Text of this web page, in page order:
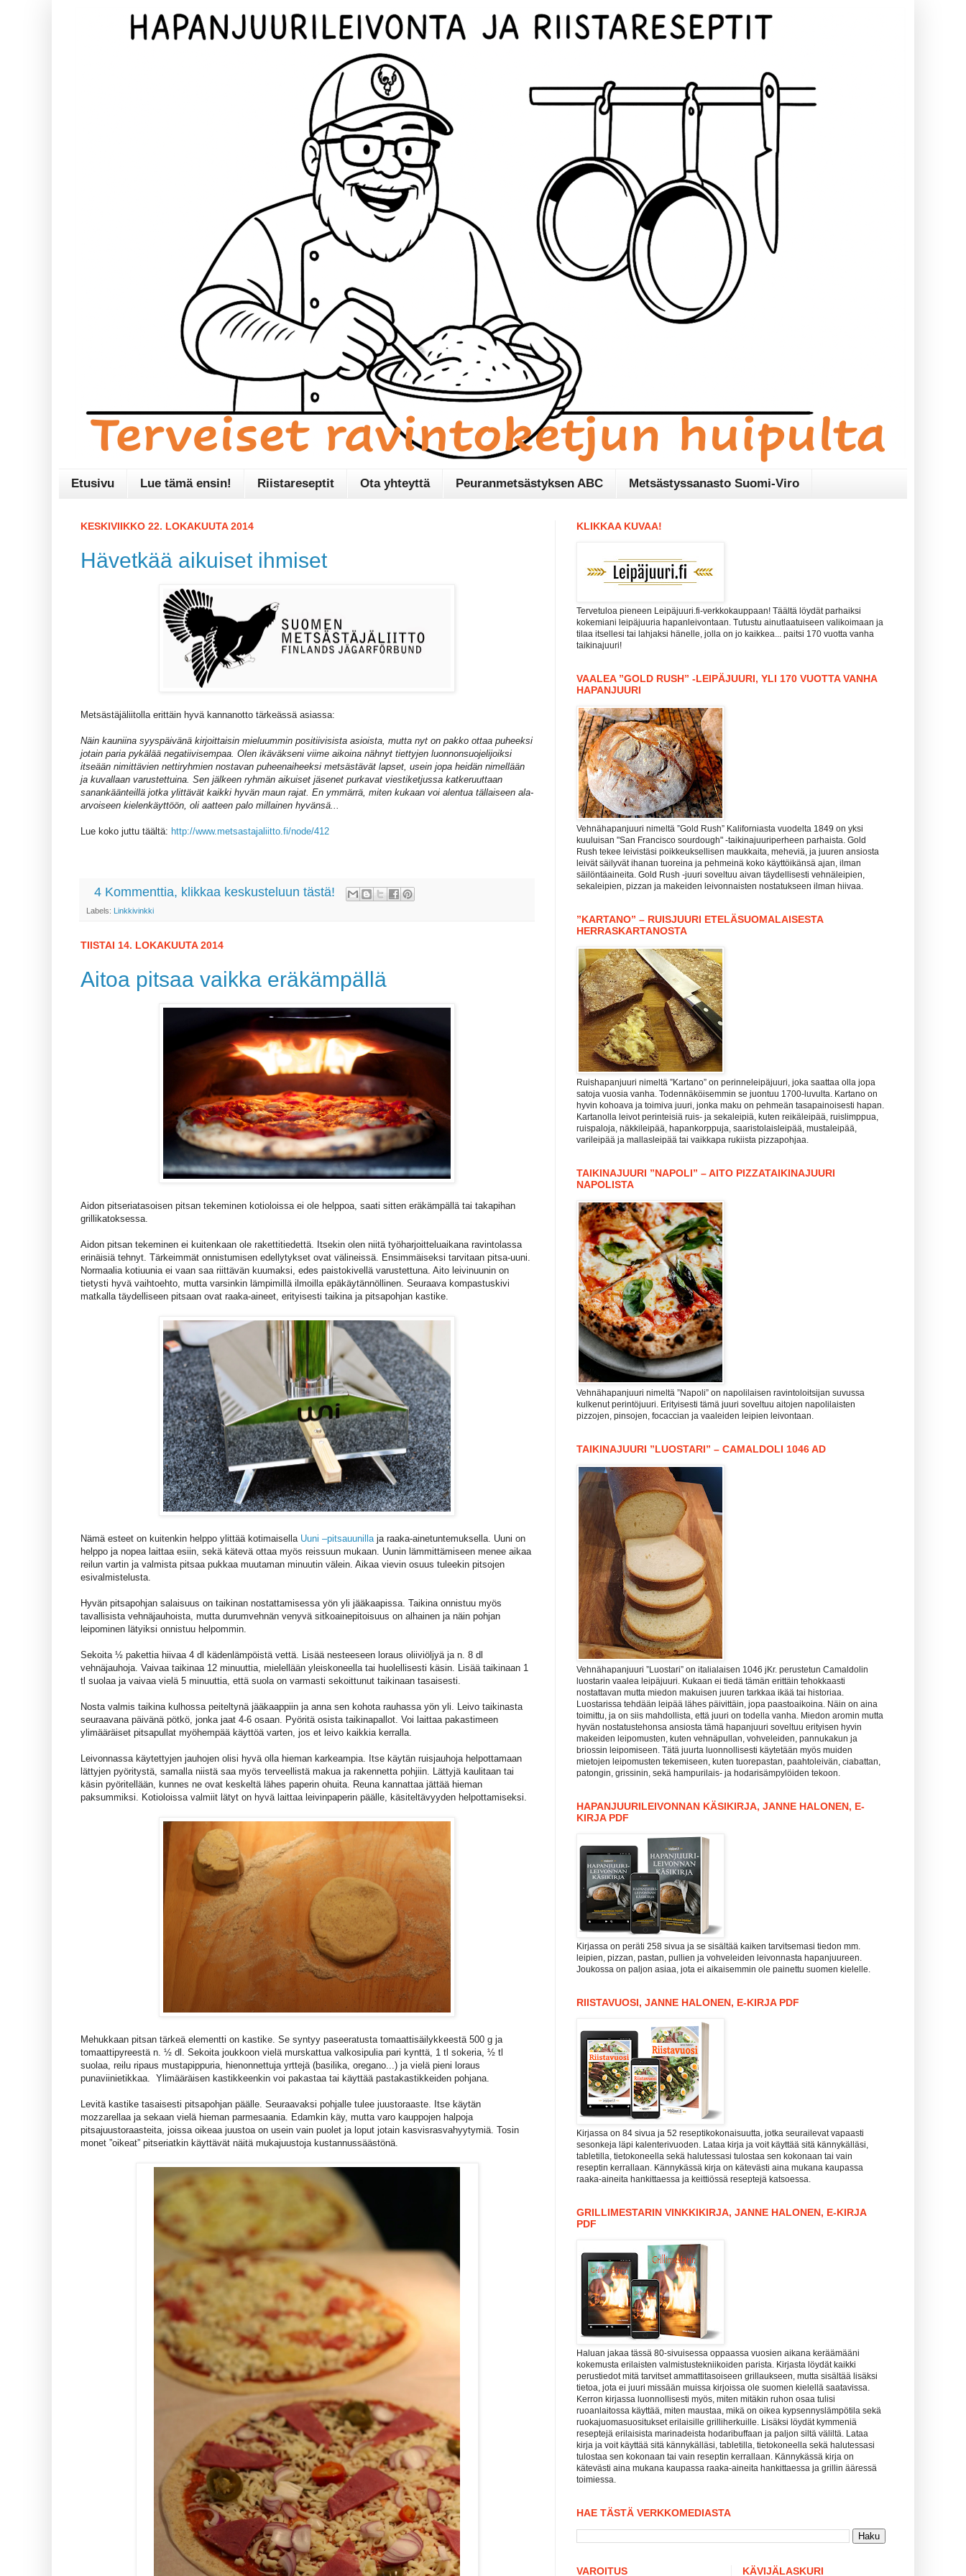
Etusivu Lue tämä ensin! Riistareseptit Ota yhteyttä Peuranmetsästyksen ABC Metsästyssanasto Suomi-Viro
KESKIVIIKKO 22. LOKAKUUTA 2014
Hävetkää aikuiset ihmiset
Metsästäjäliitolla erittäin hyvä kannanotto tärkeässä asiassa:
Näin kauniina syyspäivänä kirjoittaisin mieluummin positiivisista asioista, mutta nyt on pakko ottaa puheeksi
jotain paria pykälää negatiivisempaa. Olen ikäväkseni viime aikoina nähnyt tiettyjen luonnonsuojelijoiksi
itseään nimittävien nettiryhmien nostavan puheenaiheeksi metsästävät lapset, usein jopa heidän nimellään
ja kuvallaan varustettuina. Sen jälkeen ryhmän aikuiset jäsenet purkavat viestiketjussa katkeruuttaan
sanankäänteillä jotka ylittävät kaikki hyvän maun rajat. En ymmärrä, miten kukaan voi alentua tällaiseen ala-
arvoiseen kielenkäyttöön, oli aatteen palo millainen hyvänsä...
Lue koko juttu täältä: http://www.metsastajaliitto.fi/node/412
4 Kommenttia, klikkaa keskusteluun tästä!
Labels: Linkkivinkki
TIISTAI 14. LOKAKUUTA 2014
Aitoa pitsaa vaikka eräkämpällä
Aidon pitseriatasoisen pitsan tekeminen kotioloissa ei ole helppoa, saati sitten eräkämpällä tai takapihan
grillikatoksessa.
Aidon pitsan tekeminen ei kuitenkaan ole rakettitiedettä. Itsekin olen niitä työharjoitteluaikana ravintolassa
erinäisiä tehnyt. Tärkeimmät onnistumisen edellytykset ovat välineissä. Ensimmäiseksi tarvitaan pitsa-uuni.
Normaalia kotiuunia ei vaan saa riittävän kuumaksi, edes paistokivellä varustettuna. Aito leivinuunin on
tietysti hyvä vaihtoehto, mutta varsinkin lämpimillä ilmoilla epäkäytännöllinen. Seuraava kompastuskivi
matkalla täydelliseen pitsaan ovat raaka-aineet, erityisesti taikina ja pitsapohjan kastike.
Nämä esteet on kuitenkin helppo ylittää kotimaisella Uuni –pitsauunillaja raaka-ainetuntemuksella. Uuni on
helppo ja nopea laittaa esiin, sekä kätevä ottaa myös reissuun mukaan. Uunin lämmittämiseen menee aikaa
reilun vartin ja valmista pitsaa pukkaa muutaman minuutin välein. Aikaa vievin osuus tuleekin pitsojen
esivalmistelusta.
Hyvän pitsapohjan salaisuus on taikinan nostattamisessa yön yli jääkaapissa. Taikina onnistuu myös
tavallisista vehnäjauhoista, mutta durumvehnän venyvä sitkoainepitoisuus on alhainen ja näin pohjan
leipominen lätyiksi onnistuu helpommin.
Sekoita ½ pakettia hiivaa 4 dl kädenlämpöistä vettä. Lisää nesteeseen loraus oliiviöljyä ja n. 8 dl
vehnäjauhoja. Vaivaa taikinaa 12 minuuttia, mielellään yleiskoneella tai huolellisesti käsin. Lisää taikinaan 1
tl suolaa ja vaivaa vielä 5 minuuttia, että suola on varmasti sekoittunut taikinaan tasaisesti.
Nosta valmis taikina kulhossa peiteltynä jääkaappiin ja anna sen kohota rauhassa yön yli. Leivo taikinasta
seuraavana päivänä pötkö, jonka jaat 4-6 osaan. Pyöritä osista taikinapallot. Voi laittaa pakastimeen
ylimääräiset pitsapullat myöhempää käyttöä varten, jos et leivo kaikkia kerralla.
Leivonnassa käytettyjen jauhojen olisi hyvä olla hieman karkeampia. Itse käytän ruisjauhoja helpottamaan
lättyjen pyöritystä, samalla niistä saa myös terveellistä makua ja rakennetta pohjiin. Lättyjä kaulitaan tai
käsin pyöritellään, kunnes ne ovat keskeltä lähes paperin ohuita. Reuna kannattaa jättää hieman
paksummiksi. Kotioloissa valmiit lätyt on hyvä laittaa leivinpaperin päälle, käsiteltävyyden helpottamiseksi.
Mehukkaan pitsan tärkeä elementti on kastike. Se syntyy paseeratusta tomaattisäilykkeestä 500 g ja
tomaattipyreestä n. ½ dl. Sekoita joukkoon vielä murskattua valkosipulia pari kynttä, 1 tl sokeria, ½ tl
suolaa, reilu ripaus mustapippuria, hienonnettuja yrttejä (basilika, oregano...) ja vielä pieni loraus
punaviinietikkaa. Ylimääräisen kastikkeenkin voi pakastaa tai käyttää pastakastikkeiden pohjana.
Levitä kastike tasaisesti pitsapohjan päälle. Seuraavaksi pohjalle tulee juustoraaste. Itse käytän
mozzarellaa ja sekaan vielä hieman parmesaania. Edamkin käy, mutta varo kauppojen halpoja
pitsajuustoraasteita, joissa oikeaa juustoa on usein vain puolet ja loput jotain kasvisrasvahyytymiä. Tosin
monet ”oikeat” pitseriatkin käyttävät näitä mukajuustoja kustannussäästönä.
KLIKKAA KUVAA!
Tervetuloa pieneen Leipäjuuri.fi-verkkokauppaan! Täältä löydät parhaiksi
kokemiani leipäjuuria hapanleivontaan. Tutustu ainutlaatuiseen valikoimaan ja
tilaa itsellesi tai lahjaksi hänelle, jolla on jo kaikkea... paitsi 170 vuotta vanha
taikinajuuri!
VAALEA ”GOLD RUSH” -LEIPÄJUURI, YLI 170 VUOTTA VANHA
HAPANJUURI
Vehnähapanjuuri nimeltä ”Gold Rush” Kaliforniasta vuodelta 1849 on yksi
kuuluisan "San Francisco sourdough" -taikinajuuriperheen parhaista. Gold
Rush tekee leivistäsi poikkeuksellisen maukkaita, meheviä, ja juuren ansiosta
leivät säilyvät ihanan tuoreina ja pehmeinä koko käyttöikänsä ajan, ilman
säilöntäaineita. Gold Rush -juuri soveltuu aivan täydellisesti vehnäleipien,
sekaleipien, pizzan ja makeiden leivonnaisten nostatukseen ilman hiivaa.
”KARTANO” – RUISJUURI ETELÄSUOMALAISESTA
HERRASKARTANOSTA
Ruishapanjuuri nimeltä ”Kartano” on perinneleipäjuuri, joka saattaa olla jopa
satoja vuosia vanha. Todennäköisemmin se juontuu 1700-luvulta. Kartano on
hyvin kohoava ja toimiva juuri, jonka maku on pehmeän tasapainoisesti hapan.
Kartanolla leivot perinteisiä ruis- ja sekaleipiä, kuten reikäleipää, ruislimppua,
ruispaloja, näkkileipää, hapankorppuja, saaristolaisleipää, mustaleipää,
varileipää ja mallasleipää tai vaikkapa rukiista pizzapohjaa.
TAIKINAJUURI ”NAPOLI” – AITO PIZZATAIKINAJUURI
NAPOLISTA
Vehnähapanjuuri nimeltä ”Napoli” on napolilaisen ravintoloitsijan suvussa
kulkenut perintöjuuri. Erityisesti tämä juuri soveltuu aitojen napolilaisten
pizzojen, pinsojen, focaccian ja vaaleiden leipien leivontaan.
TAIKINAJUURI ”LUOSTARI” – CAMALDOLI 1046 AD
Vehnähapanjuuri ”Luostari” on italialaisen 1046 jKr. perustetun Camaldolin
luostarin vaalea leipäjuuri. Kukaan ei tiedä tämän erittäin tehokkaasti
nostattavan mutta miedon makuisen juuren tarkkaa ikää tai historiaa.
Luostarissa tehdään leipää lähes päivittäin, jopa paastoaikoina. Näin on aina
toimittu, ja on siis mahdollista, että juuri on todella vanha. Miedon aromin mutta
hyvän nostatustehonsa ansiosta tämä hapanjuuri soveltuu erityisen hyvin
makeiden leipomusten, kuten vehnäpullan, vohveleiden, pannukakun ja
briossin leipomiseen. Tätä juurta luonnollisesti käytetään myös muiden
mietojen leipomusten tekemiseen, kuten tuorepastan, paahtoleivän, ciabattan,
patongin, grissinin, sekä hampurilais- ja hodarisämpylöiden tekoon.
HAPANJUURILEIVONNAN KÄSIKIRJA, JANNE HALONEN, E-
KIRJA PDF
Kirjassa on peräti 258 sivua ja se sisältää kaiken tarvitsemasi tiedon mm.
leipien, pizzan, pastan, pullien ja vohveleiden leivonnasta hapanjuureen.
Joukossa on paljon asiaa, jota ei aikaisemmin ole painettu suomen kielelle.
RIISTAVUOSI, JANNE HALONEN, E-KIRJA PDF
Kirjassa on 84 sivua ja 52 reseptikokonaisuutta, jotka seurailevat vapaasti
sesonkeja läpi kalenterivuoden. Lataa kirja ja voit käyttää sitä kännykälläsi,
tabletilla, tietokoneella sekä halutessasi tulostaa sen kokonaan tai vain
reseptin kerrallaan. Kännykässä kirja on kätevästi aina mukana kaupassa
raaka-aineita hankittaessa ja keittiössä reseptejä katsoessa.
GRILLIMESTARIN VINKKIKIRJA, JANNE HALONEN, E-KIRJA
PDF
Haluan jakaa tässä 80-sivuisessa oppaassa vuosien aikana keräämääni
kokemusta erilaisten valmistustekniikoiden parista. Kirjasta löydät kaikki
perustiedot mitä tarvitset ammattitasoiseen grillaukseen, mutta sisältää lisäksi
tietoa, jota ei juuri missään muissa kirjoissa ole suomen kielellä saatavissa.
Kerron kirjassa luonnollisesti myös, miten mitäkin ruhon osaa tulisi
ruoanlaitossa käyttää, miten maustaa, mikä on oikea kypsennyslämpötila sekä
ruokajuomasuositukset erilaisille grilliherkuille. Lisäksi löydät kymmeniä
reseptejä erilaisista marinadeista hodaribuffaan ja paljon siltä väliltä. Lataa
kirja ja voit käyttää sitä kännykälläsi, tabletilla, tietokoneella sekä halutessasi
tulostaa sen kokonaan tai vain reseptin kerrallaan. Kännykässä kirja on
kätevästi aina mukana kaupassa raaka-aineita hankittaessa ja grillin ääressä
toimiessa.
HAE TÄSTÄ VERKKOMEDIASTA
VAROITUS KÄVIJÄLASKURI